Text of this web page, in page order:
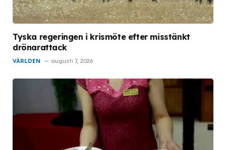
Tyska regeringen i krismöte efter misstänkt
drönarattack
VÄRLDEN augusti 7, 2026